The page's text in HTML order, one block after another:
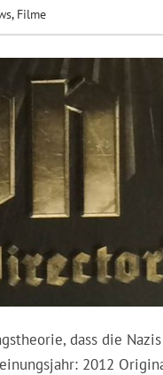
, Filme
dass die
2012